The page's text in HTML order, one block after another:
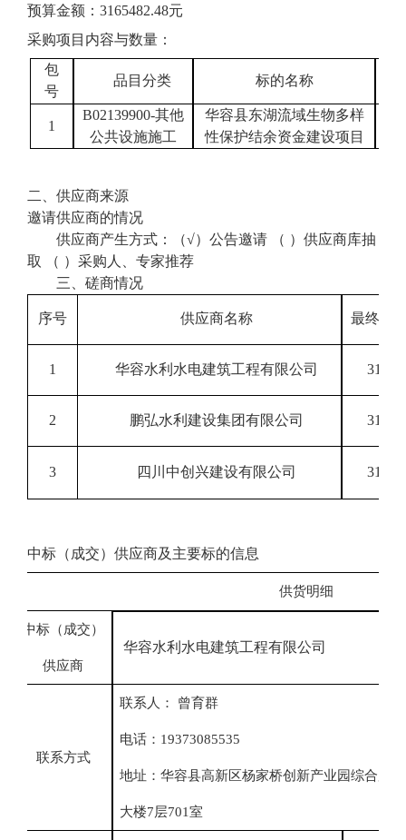
预算金额： 3165482.48元
采购项目内容与数量：
包
号
品目分类 标的名称
1
B02139900-其他
公共设施施工
华容县东湖流域生物多样
性保护结余资金建设项目
二、供应商来源
邀请供应商的情况
供应商产生方式：（√）公告邀请 （ ）供应商库抽
取 （ ）采购人、专家推荐
三、 磋商情况
序号 供应商名称 最终
1 华容水利水电建筑工程有限公司
2 鹏弘水利建设集团有限公司
3 四川中创兴建设有限公司
中标（成交）供应商及主要标的信息
供货明细
中标（成交）
供应商
华容水利水电建筑工程有限公司
联系方式
联系人： 曾育群
电话： 19373085535
地址：华容县高新区杨家桥创新产业园综合服务
大楼7层701室